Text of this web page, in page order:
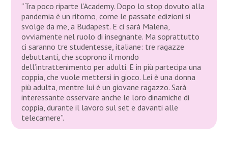
“Tra poco riparte l’Academy. Dopo lo stop dovuto alla
pandemia è un ritorno, come le passate edizioni si
svolge da me, a Budapest. E ci sarà Malena,
ovviamente nel ruolo di insegnante. Ma soprattutto
ci saranno tre studentesse, italiane: tre ragazze
debuttanti, che scoprono il mondo
dell’intrattenimento per adulti. E in più partecipa una
coppia, che vuole mettersi in gioco. Lei è una donna
più adulta, mentre lui è un giovane ragazzo. Sarà
interessante osservare anche le loro dinamiche di
coppia, durante il lavoro sul set e davanti alle
telecamere”.